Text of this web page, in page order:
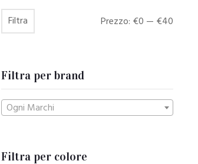
Prezzo
Prezzo
Filtra Prezzo: €0 — €40
Filtra per brand
Ogni Marchi
Filtra per colore